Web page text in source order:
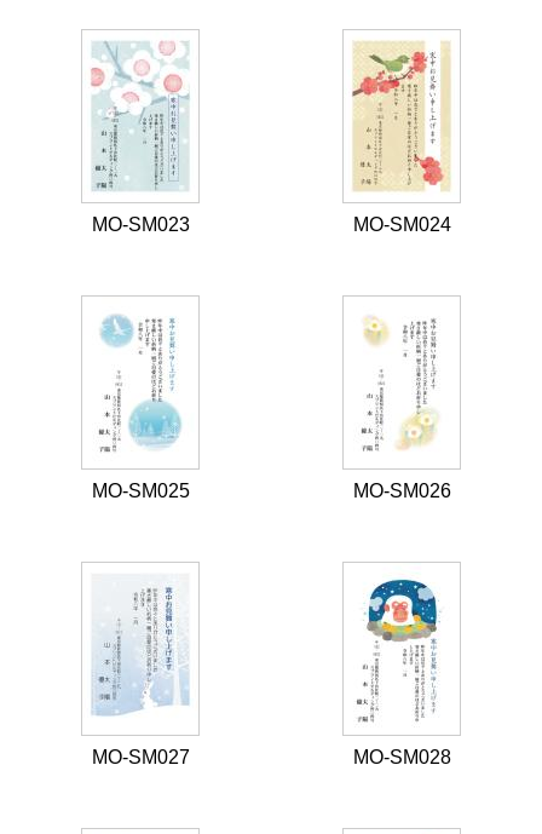
MO-SM023 MO-SM024
MO-SM025 MO-SM026
MO-SM027 MO-SM028